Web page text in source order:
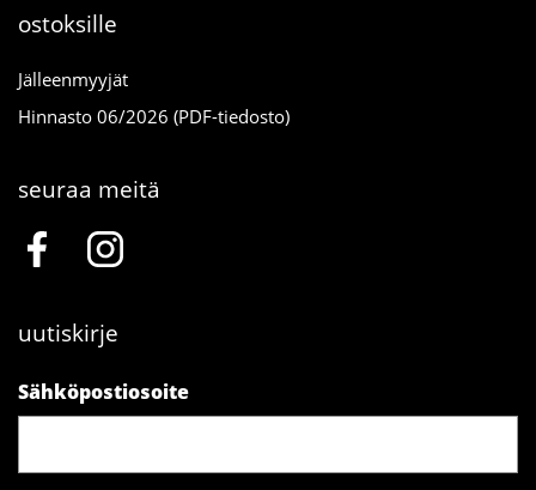
ostoksille
Jälleenmyyjät
Hinnasto 06/2026 (PDF-tiedosto)
seuraa meitä
uutiskirje
Sähköpostiosoite